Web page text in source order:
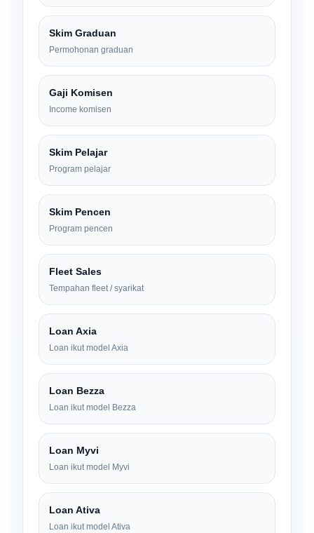
Skim Graduan
Permohonan graduan
Gaji Komisen
Income komisen
Skim Pelajar
Program pelajar
Skim Pencen
Program pencen
Fleet Sales
Tempahan fleet / syarikat
Loan Axia
Loan ikut model Axia
Loan Bezza
Loan ikut model Bezza
Loan Myvi
Loan ikut model Myvi
Loan Ativa
Loan ikut model Ativa